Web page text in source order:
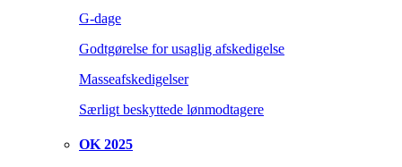
G-dage
Godtgørelse for usaglig afskedigelse
Masseafskedigelser
Særligt beskyttede lønmodtagere
OK 2025